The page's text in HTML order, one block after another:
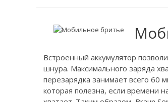
Встроенный аккумулятор
шнура. Максимального заряда
перезарядка занимает всего 60
которая полезна, если времени